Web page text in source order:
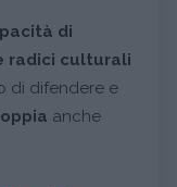
di
radici culturali
di difendere e
anche